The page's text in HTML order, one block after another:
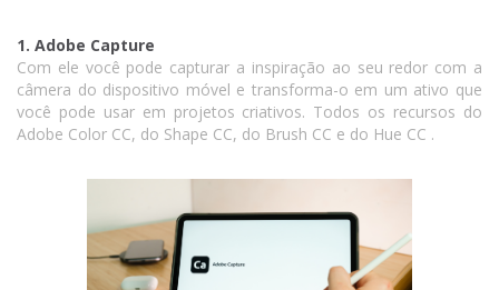
1. Adobe Capture
Com ele você pode capturar a inspiração ao seu redor com a
câmera do dispositivo móvel e transforma-o em um ativo que
você pode usar em projetos criativos. Todos os recursos do
Adobe Color CC, do Shape CC, do Brush CC e do Hue CC .